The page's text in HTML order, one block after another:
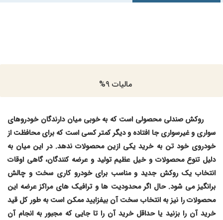
مالیات 9%
روکش صندلی محصولی است که به خوبی میان دارندگان خودروهای
سواری و غیرسواری جا افتاده و دیگر کمتر کسی است که برای محافظت از
خودروی خود تن به خرید یکی ازین محصولات ندهد. در این میان به
دلیل تنوع محصولات و خیل عظیم تولید و عرضه کنندگان، گاهی اوقات
انتخاب یک روکش جدید و مناسب برای خودرو کاری سخت و چالش
برانگیز می شود. حال اگر محدودیت ها و ترافیک های مراکز عرضه این
محصولات را نیز به انتخاب سخت آن بیفزایید ممکن است به طور کل قید
خرید آن را بزنید یا حداقل خرید آن را تا جایی که مجبور به انجام آن